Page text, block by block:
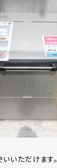
いただけます。